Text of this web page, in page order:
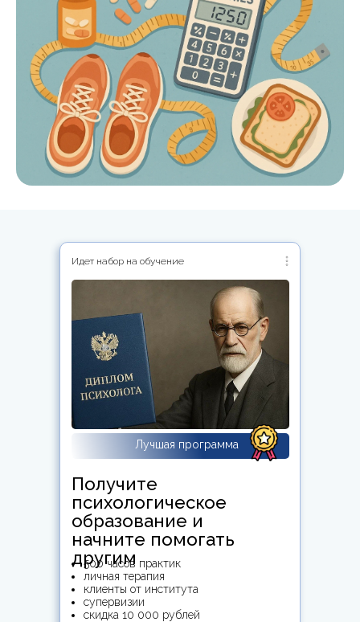
500 часов практик
личная терапия
клиенты от института
супервизии
скидка 10 000 рублей
Получите
психологическое
образование и
начните помогать
другим
Лучшая программа
Идет набор на обучение